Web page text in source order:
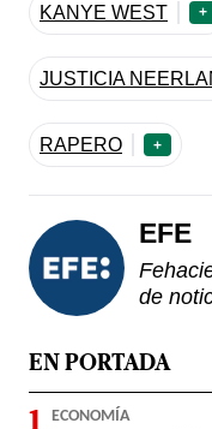
KANYE WEST
+
JUSTICIA
RAPERO +
EFE
de
EN PORTADA
ECONOMÍA